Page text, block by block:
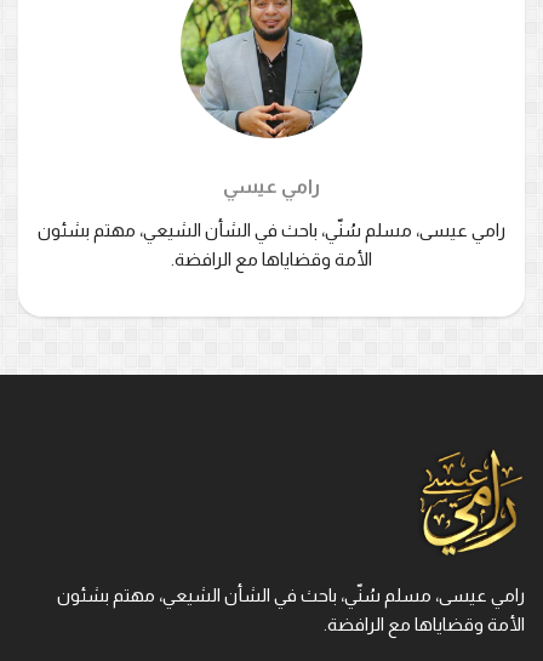
رامي عيسي
رامي عيسى، مسلم سُنّي، باحث في الشأن الشيعي، مهتم بشئون
الأمة وقضاياها مع الرافضة.
رامي عيسى، مسلم سُنّي، باحث في الشأن الشيعي، مهتم بشئون
الأمة وقضاياها مع الرافضة.